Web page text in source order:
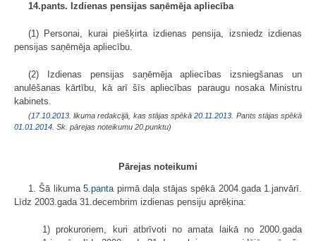
14.pants. Izdienas pensijas saņēmēja apliecība
(1) Personai, kurai piešķirta izdienas pensija, izsniedz izdienas
pensijas saņēmēja apliecību.
(2) Izdienas pensijas saņēmēja apliecības izsniegšanas un
anulēšanas kārtību, kā arī šīs apliecības paraugu nosaka Ministru
kabinets.
(17.10.2013. likuma redakcijā, kas stājas spēkā20.11.2013. Pants stājas spēkā
01.01.2014. Sk. pārejas noteikumu 20.punktu)
Pārejas noteikumi
1. Šā likuma5.pantapirmā daļa stājas spēkā 2004.gada 1.janvārī.
Līdz 2003.gada 31.decembrim izdienas pensiju aprēķina:
1) prokuroriem, kuri atbrīvoti no amata laikā no 2000.gada